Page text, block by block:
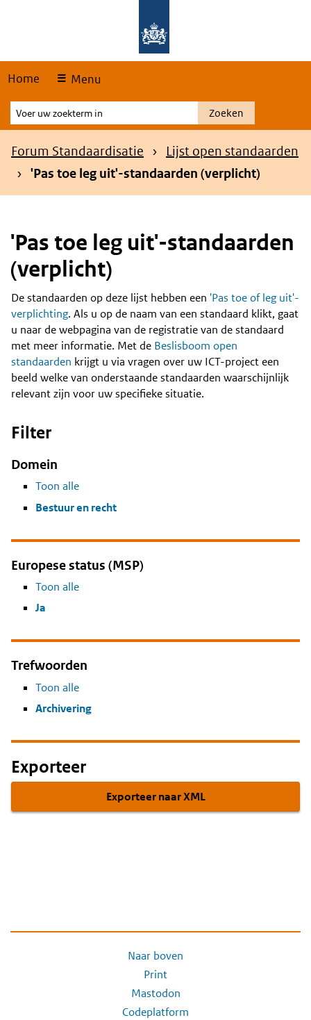
Home Menu
Voer
uw
zoekterm
Zoeken
Kruimelpad
Forum Standaardisatie
Lijst open standaarden
'Pas toe leg uit'-standaarden (verplicht)
'Pas toe leg uit'-standaarden
(verplicht)
Content
De standaarden op deze lijst hebben een 'Pas toe of leg uit'-
verplichting. Als u op de naam van een standaard klikt, gaat
u naar de webpagina van de registratie van de standaard
met meer informatie. Met de Beslisboom open
standaarden krijgt u via vragen over uw ICT-project een
beeld welke van onderstaande standaarden waarschijnlijk
relevant zijn voor uw specifieke situatie.
Filter
Domein
Toon alle
Bestuur en recht
Europese status (MSP)
Toon alle
Ja
Trefwoorden
Toon alle
Archivering
Exporteer
Exporteer naar XML
Naar boven
Print
Mastodon
Codeplatform